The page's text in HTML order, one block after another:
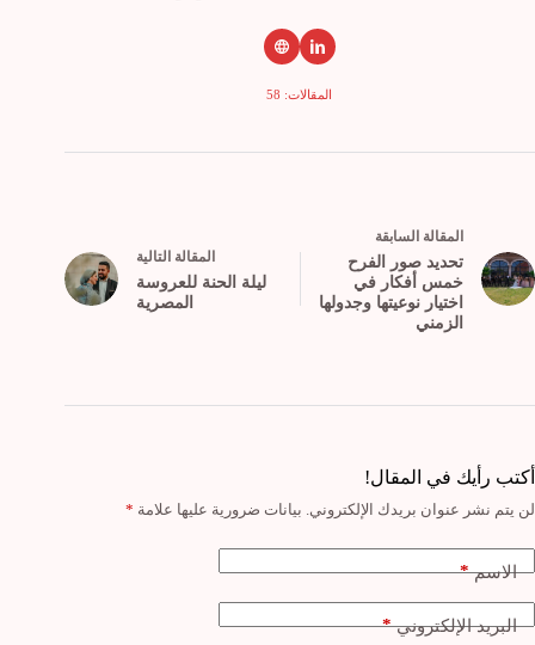
المقالات: 58
المقالة السابقة
تحديد صور الفرح
خمس أفكار في
اختيار نوعيتها وجدولها
الزمني
المقالة التالية
ليلة الحنة للعروسة
المصرية
أكتب رأيك في المقال!
لن يتم نشر عنوان بريدك الإلكتروني. بيانات ضرورية عليها علامة *
الاسم*
البريد الإلكتروني*